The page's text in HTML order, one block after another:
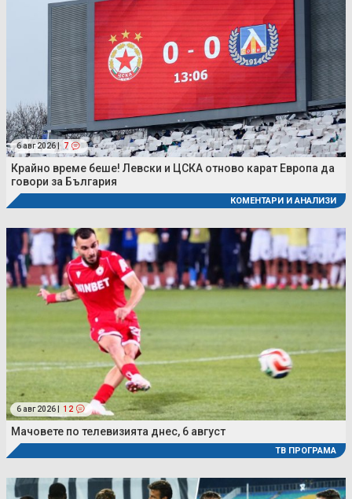
6 авг 2026 | 7
Крайно време беше! Левски и ЦСКА отново карат Европа да
говори за България
КОМЕНТАРИ И АНАЛИЗИ
6 авг 2026 | 12
Мачовете по телевизията днес, 6 август
ТВ ПРОГРАМА